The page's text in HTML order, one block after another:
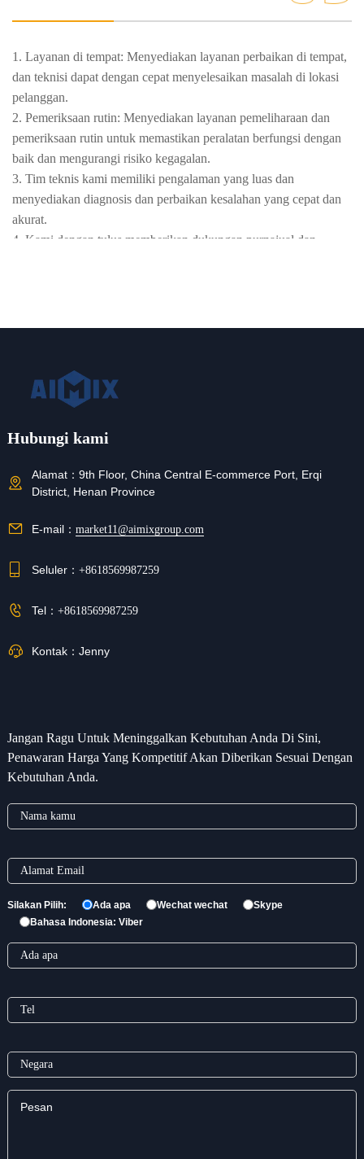
1. Layanan di tempat: Menyediakan layanan perbaikan di tempat,
dan teknisi dapat dengan cepat menyelesaikan masalah di lokasi
pelanggan.
2. Pemeriksaan rutin: Menyediakan layanan pemeliharaan dan
pemeriksaan rutin untuk memastikan peralatan berfungsi dengan
baik dan mengurangi risiko kegagalan.
3. Tim teknis kami memiliki pengalaman yang luas dan
menyediakan diagnosis dan perbaikan kesalahan yang cepat dan
akurat.
4. Kami dengan tulus memberikan dukungan purnajual dan
Hubungi kami
Alamat： 9th Floor, China Central E-commerce Port, Erqi
District, Henan Province
E-mail： market11@aimixgroup.com
Seluler： +8618569987259
Tel： +8618569987259
Kontak： Jenny
Jangan Ragu Untuk Meninggalkan Kebutuhan Anda Di Sini,
Penawaran Harga Yang Kompetitif Akan Diberikan Sesuai Dengan
Kebutuhan Anda.
Silakan Pilih: Ada apa Wechat wechat
Skype
Bahasa Indonesia: Viber